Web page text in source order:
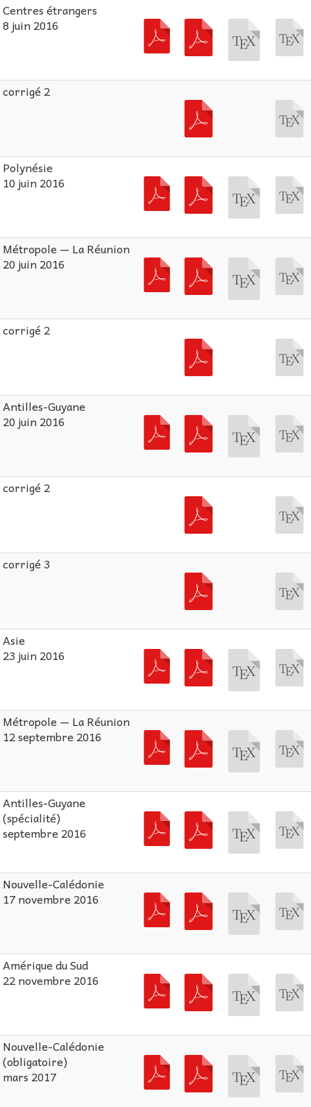
Centres étrangers
8 juin 2016
corrigé 2
Polynésie
10 juin 2016
Métropole — La Réunion
20 juin 2016
corrigé 2
Antilles-Guyane
20 juin 2016
corrigé 2
corrigé 3
Asie
23 juin 2016
Métropole — La Réunion
12 septembre 2016
Antilles-Guyane
(spécialité)
septembre 2016
Nouvelle-Calédonie
17 novembre 2016
Amérique du Sud
22 novembre 2016
Nouvelle-Calédonie
(obligatoire)
mars 2017